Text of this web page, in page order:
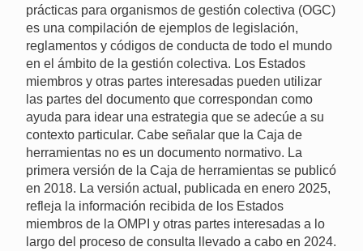
prácticas para organismos de gestión colectiva (OGC)
es una compilación de ejemplos de legislación,
reglamentos y códigos de conducta de todo el mundo
en el ámbito de la gestión colectiva. Los Estados
miembros y otras partes interesadas pueden utilizar
las partes del documento que correspondan como
ayuda para idear una estrategia que se adecúe a su
contexto particular. Cabe señalar que la Caja de
herramientas no es un documento normativo. La
primera versión de la Caja de herramientas se publicó
en 2018. La versión actual, publicada en enero 2025,
refleja la información recibida de los Estados
miembros de la OMPI y otras partes interesadas a lo
largo del proceso de consulta llevado a cabo en 2024.